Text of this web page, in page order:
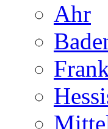
Ahr